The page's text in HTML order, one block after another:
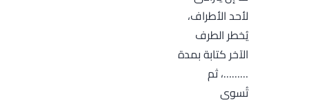
لأحد الأطراف،
يُخطر الطرف
الآخر كتابة بمدة
………، ثم
تُسوى